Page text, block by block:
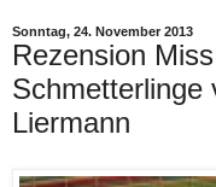
Sonntag, 24. November 2013
Rezension
Schmetterlinge
Liermann